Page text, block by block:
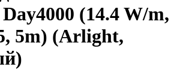
(14.4 W/m,
5m) (Arlight,